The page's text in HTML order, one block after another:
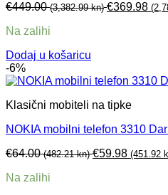
€449.00 (3,382.99 kn) €369.98
Na zalihi
Dodaj u košaricu
-6%
Klasični mobiteli na tipke
NOKIA mobilni telefon 3310
€64.00 (482.21 kn) €59.98 (451.92
Na zalihi